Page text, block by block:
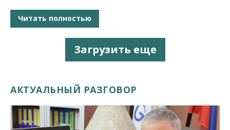
Читать полностью
Загрузить еще
АКТУАЛЬНЫЙ РАЗГОВОР